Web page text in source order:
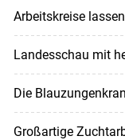
Arbeitskreise
Landesschau mit
Die
Großartige